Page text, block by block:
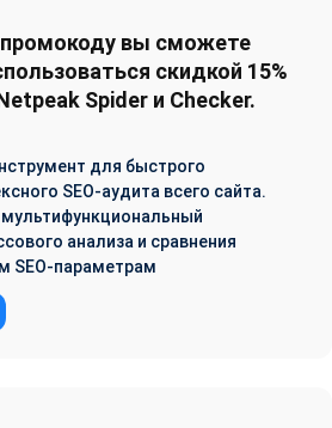
вы сможете
скидкой 15%
Spider и Checker.
для быстрого
SEO-аудита всего сайта.
анализа и сравнения
SEO-параметрам